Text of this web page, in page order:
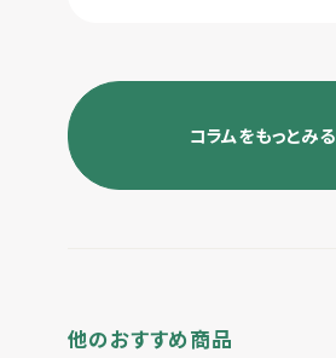
コラムをもっとみる
他のおすすめ商品